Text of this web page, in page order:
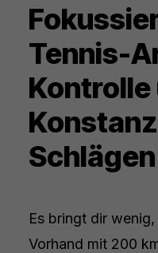
Tennis-
Kontrolle
Schlägen
Es bringt dir
Vorhand mit 200